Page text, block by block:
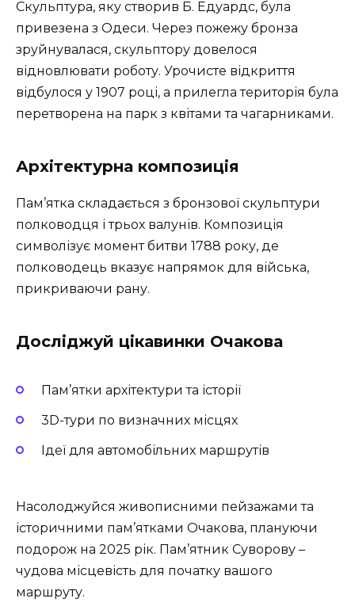
Скульптура, яку створив Б. Едуардс, була
привезена з Одеси. Через пожежу бронза
зруйнувалася, скульптору довелося
відновлювати роботу. Урочисте відкриття
відбулося у 1907 році, а прилегла територія була
перетворена на парк з квітами та чагарниками.
Архітектурна композиція
Пам’ятка складається з бронзової скульптури
полководця і трьох валунів. Композиція
символізує момент битви 1788 року, де
полководець вказує напрямок для війська,
прикриваючи рану.
Досліджуй цікавинки Очакова
Пам’ятки архітектури та історії
3D-тури по визначних місцях
Ідеї для автомобільних маршрутів
Насолоджуйся живописними пейзажами та
історичними пам’ятками Очакова, плануючи
подорож на 2025 рік. Пам’ятник Суворову –
чудова місцевість для початку вашого
маршруту.